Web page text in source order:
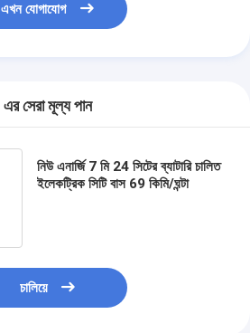
এখন যোগাযোগ
এর সেরা মূল্য পান
নিউ এনার্জি 7 মি 24 সিটের ব্যাটারি চালিত
ইলেকট্রিক সিটি বাস 69 কিমি/ঘন্টা
চালিয়ে